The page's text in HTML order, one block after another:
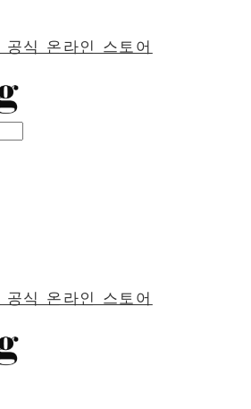
식 온라인 스토어
식 온라인 스토어